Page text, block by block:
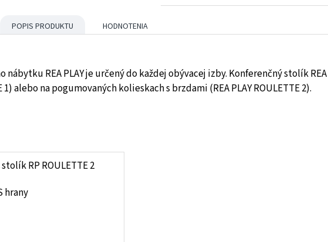
POPIS PRODUKTU HODNOTENIA
REA PLAY je určený do každej obývacej izby. Konferenčný stolík REA
alebo na pogumovaných kolieskach s brzdami (REA PLAY ROULETTE 2).
RP ROULETTE 2
hrany